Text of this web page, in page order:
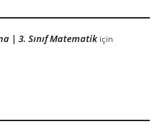
| 3. Sınıf Matematik için